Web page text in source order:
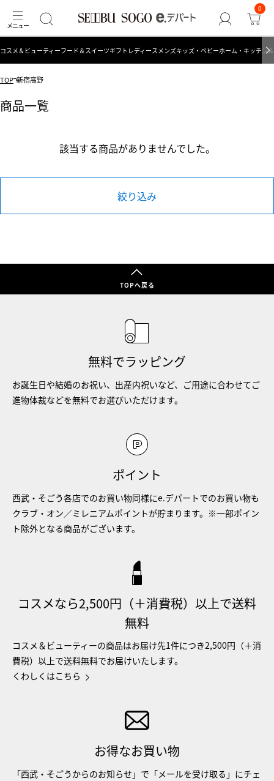
0
コスメ＆ビューティーフード＆スイーツギフト レディース メンズキッズ・ベビーホーム・キッチン
TOP 新宿高野
商品一覧
該当する商品がありませんでした。
絞り込み
TOPへ戻る
無料でラッピング
お誕生日や結婚のお祝い、出産内祝いなど、ご用途に合わせてご
進物体裁などを無料でお選びいただけます。
ポイント
西武・そごう各店でのお買い物同様にe.デパートでのお買い物も
クラブ・オン／ミレニアムポイントが貯まります。※一部ポイン
ト除外となる商品がございます。
コスメなら2,500円（＋消費税）以上で送料
無料
コスメ＆ビューティーの商品はお届け先1件につき2,500円（＋消
費税）以上で送料無料でお届けいたします。
くわしくはこちら
お得なお買い物
「西武・そごうからのお知らせ」で「メールを受け取る」にチェ